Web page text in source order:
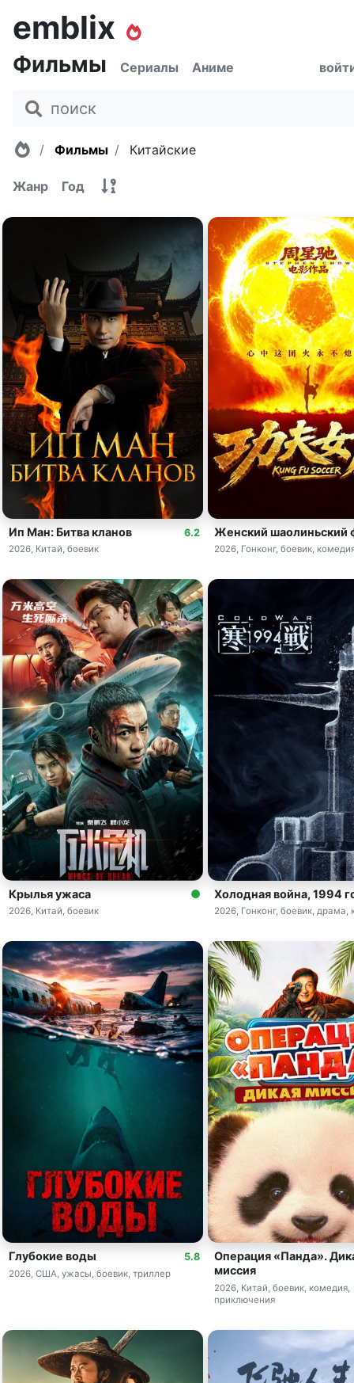
emblix
Фильмы Сериалы Аниме
Главная
Фильмы Китайские
Жанр Год
6.2
Ип Ман: Битва кланов
2026, Китай, боевик
Женский шаолиньский
2026, Гонконг, боевик,
Крылья ужаса
2026, Китай, боевик
Холодная война, 1994
2026, Гонконг, боевик, драма,
5.8
Глубокие воды
2026, США, ужасы, боевик, триллер
Операция «Панда».
миссия
2026, Китай, боевик, комедия,
приключения